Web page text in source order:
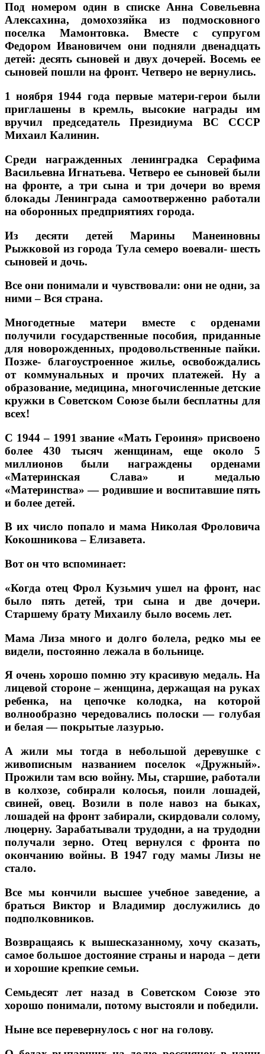
Под номером один в списке Анна Совельевна
Алексахина, домохозяйка из подмосковного
поселка Мамонтовка. Вместе с супругом
Федором Ивановичем они подняли двенадцать
детей: десять сыновей и двух дочерей. Восемь ее
сыновей пошли на фронт. Четверо не вернулись.
1 ноября 1944 года первые матери-герои были
приглашены в кремль, высокие награды им
вручил председатель Президиума ВС СССР
Михаил Калинин.
Среди награжденных ленинградка Серафима
Васильевна Игнатьева. Четверо ее сыновей были
на фронте, а три сына и три дочери во время
блокады Ленинграда самоотверженно работали
на оборонных предприятиях города.
Из десяти детей Марины Манеиновны
Рыжковой из города Тула семеро воевали- шесть
сыновей и дочь.
Все они понимали и чувствовали: они не одни, за
ними – Вся страна.
Многодетные матери вместе с орденами
получили государственные пособия, приданные
для новорожденных, продовольственные пайки.
Позже- благоустроенное жилье, освобождались
от коммунальных и прочих платежей. Ну а
образование, медицина, многочисленные детские
кружки в Советском Союзе были бесплатны для
всех!
С 1944 – 1991 звание «Мать Героиня» присвоено
более 430 тысяч женщинам, еще около 5
миллионов были награждены орденами
«Материнская Слава» и медалью
«Материнства» — родившие и воспитавшие пять
и более детей.
В их число попало и мама Николая Фроловича
Кокошникова – Елизавета.
Вот он что вспоминает:
«Когда отец Фрол Кузьмич ушел на фронт, нас
было пять детей, три сына и две дочери.
Старшему брату Михаилу было восемь лет.
Мама Лиза много и долго болела, редко мы ее
видели, постоянно лежала в больнице.
Я очень хорошо помню эту красивую медаль. На
лицевой стороне – женщина, держащая на руках
ребенка, на цепочке колодка, на которой
волнообразно чередовались полоски — голубая
и белая — покрытые лазурью.
А жили мы тогда в небольшой деревушке с
живописным названием поселок «Дружный».
Прожили там всю войну. Мы, старшие, работали
в колхозе, собирали колосья, поили лошадей,
свиней, овец. Возили в поле навоз на быках,
лошадей на фронт забирали, скирдовали солому,
люцерну. Зарабатывали трудодни, а на трудодни
получали зерно. Отец вернулся с фронта по
окончанию войны. В 1947 году мамы Лизы не
стало.
Все мы кончили высшее учебное заведение, а
браться Виктор и Владимир дослужились до
подполковников.
Возвращаясь к вышесказанному, хочу сказать,
самое большое достояние страны и народа – дети
и хорошие крепкие семьи.
Семьдесят лет назад в Советском Союзе это
хорошо понимали, потому выстояли и победили.
Ныне все перевернулось с ног на голову.